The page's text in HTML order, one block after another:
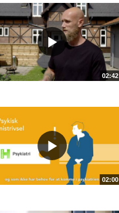
02:42
02:00